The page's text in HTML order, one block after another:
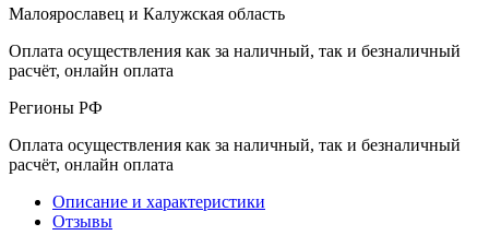
Малоярославец и Калужская область
Оплата осуществления как за наличный, так и безналичный
расчёт, онлайн оплата
Регионы РФ
Оплата осуществления как за наличный, так и безналичный
расчёт, онлайн оплата
Описание и характеристики
Отзывы